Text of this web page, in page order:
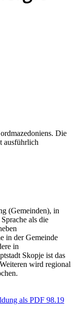
(Gemeinden), in
als die
in der Gemeinde
in
Skopje ist das
wird regional
als PDF 98.19